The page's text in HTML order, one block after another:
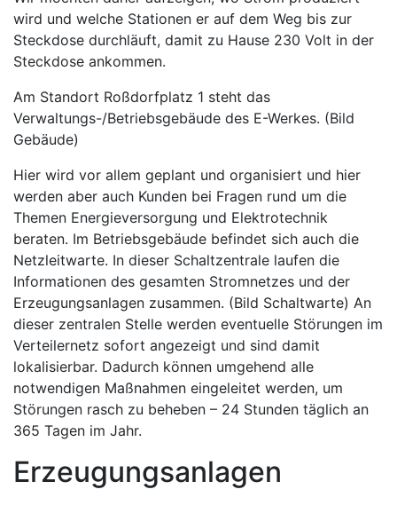
wird und welche Stationen er auf dem Weg bis zur
Steckdose durchläuft, damit zu Hause 230 Volt in der
Steckdose ankommen.
Am Standort Roßdorfplatz 1 steht das
Verwaltungs-/Betriebsgebäude des E-Werkes. (Bild
Gebäude)
Hier wird vor allem geplant und organisiert und hier
werden aber auch Kunden bei Fragen rund um die
Themen Energieversorgung und Elektrotechnik
beraten. Im Betriebsgebäude befindet sich auch die
Netzleitwarte. In dieser Schaltzentrale laufen die
Informationen des gesamten Stromnetzes und der
Erzeugungsanlagen zusammen. (Bild Schaltwarte) An
dieser zentralen Stelle werden eventuelle Störungen im
Verteilernetz sofort angezeigt und sind damit
lokalisierbar. Dadurch können umgehend alle
notwendigen Maßnahmen eingeleitet werden, um
Störungen rasch zu beheben – 24 Stunden täglich an
365 Tagen im Jahr.
Erzeugungsanlagen